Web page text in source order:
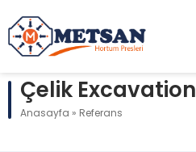
Çelik Excavation
Anasayfa » Referans